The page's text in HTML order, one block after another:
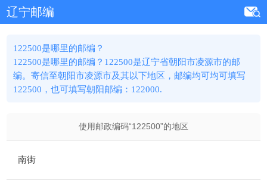
辽宁邮编
122500是哪里的邮编？
122500是哪里的邮编？122500是辽宁省朝阳市凌源市的邮
编。寄信至朝阳市凌源市及其以下地区，邮编均可均可填写
122500，也可填写朝阳邮编：122000.
使用邮政编码“122500”的地区
南街